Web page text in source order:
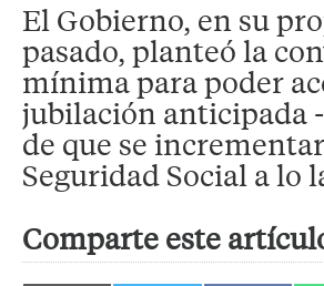
El Gobierno, en su
pasado, planteó la
mínima para poder
jubilación anticipada
de que se
Seguridad Social a lo
Comparte este